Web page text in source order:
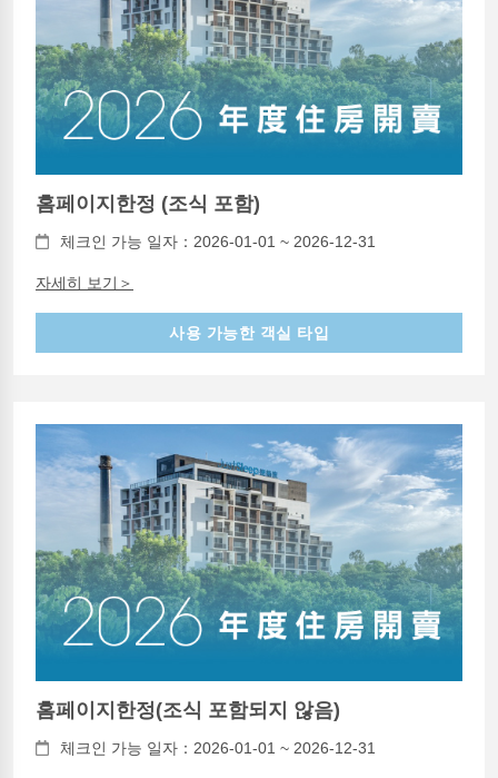
홈페이지한정 (조식 포함)
체크인 가능 일자：2026-01-01 ~ 2026-12-31
자세히 보기＞
사용 가능한 객실 타입
홈페이지한정(조식 포함되지 않음)
체크인 가능 일자：2026-01-01 ~ 2026-12-31